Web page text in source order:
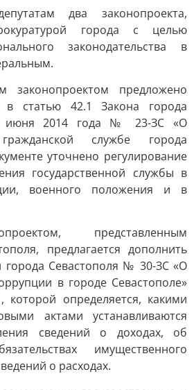
два законопроекта,
города с целью
законодательства в
законопроектом предложено
в статью 42.1 Закона города
июня 2014 года № 23-ЗС «О
гражданской службе города
уточнено регулирование
государственной службы в
военного положения и в
представленным
предлагается дополнить
города Севастополя № 30-ЗС «О
в городе Севастополе»
которой определяется, какими
актами устанавливаются
сведений о доходах, об
имущественного
о расходах.